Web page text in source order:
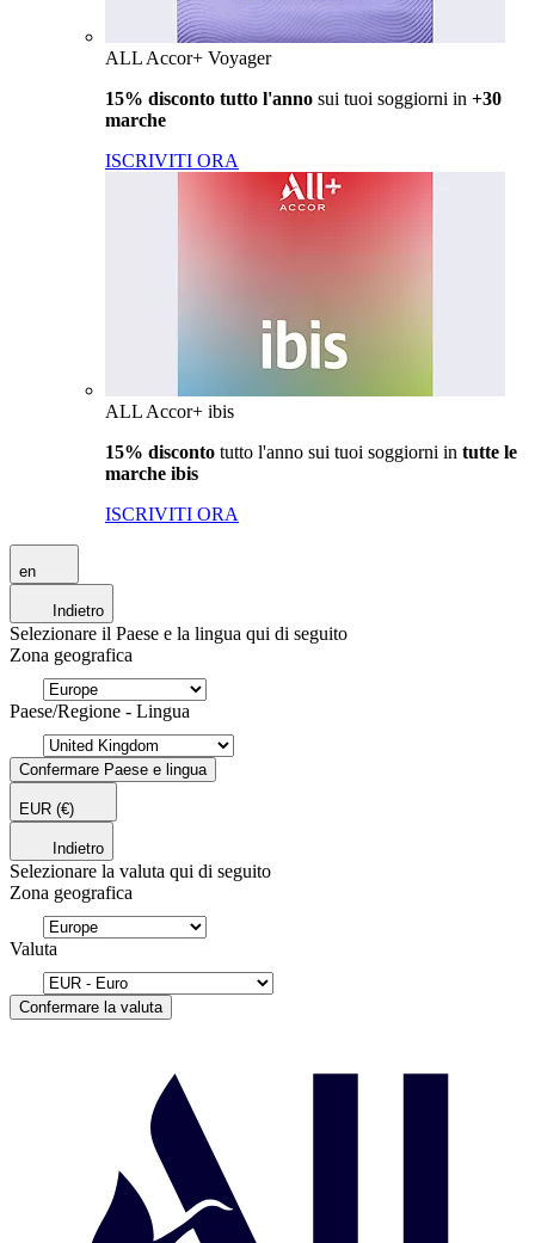
ALL Accor+ Voyager
15% disconto tutto l'anno sui tuoi soggiorni in +30
marche
ISCRIVITI ORA
ALL Accor+ ibis
15% disconto tutto l'anno sui tuoi soggiorni in tutte le
marche ibis
ISCRIVITI ORA
en
Indietro
Selezionare il Paese e la lingua qui di seguito
Zona geografica
Paese/Regione - Lingua
Confermare Paese e lingua
EUR (€)
Indietro
Selezionare la valuta qui di seguito
Zona geografica
Valuta
Confermare la valuta